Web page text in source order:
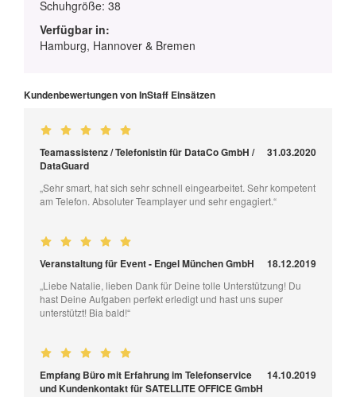
Schuhgröße: 38
Verfügbar in:
Hamburg, Hannover & Bremen
Kundenbewertungen von InStaff Einsätzen
Teamassistenz / Telefonistin für DataCo GmbH /
DataGuard
31.03.2020
„Sehr smart, hat sich sehr schnell eingearbeitet. Sehr kompetent
am Telefon. Absoluter Teamplayer und sehr engagiert.“
Veranstaltung für Event - Engel München GmbH 18.12.2019
„Liebe Natalie, lieben Dank für Deine tolle Unterstützung! Du
hast Deine Aufgaben perfekt erledigt und hast uns super
unterstützt! Bia bald!“
Empfang Büro mit Erfahrung im Telefonservice
und Kundenkontakt für SATELLITE OFFICE GmbH
14.10.2019